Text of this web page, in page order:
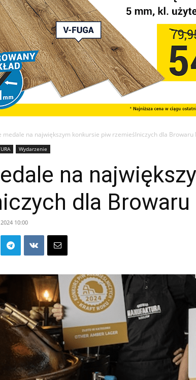
medale na największym konkursie piw rzemieślniczych dla
Wydarzenie
na
dla
10:00